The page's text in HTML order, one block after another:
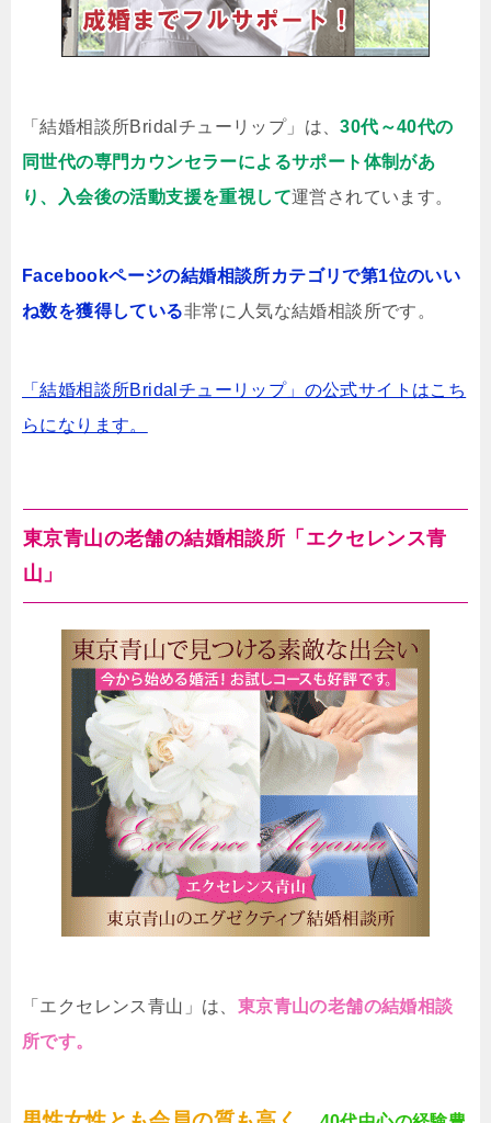
「結婚相談所Bridalチューリップ」は、30代～40代の
同世代の専門カウンセラーによるサポート体制があ
り、入会後の活動支援を重視して運営されています。
Facebookページの結婚相談所カテゴリで第1位のいい
ね数を獲得している非常に人気な結婚相談所です。
「結婚相談所Bridalチューリップ」の公式サイトはこち
らになります。
東京青山の老舗の結婚相談所「エクセレンス青
山」
「エクセレンス青山」は、 東京青山の老舗の結婚相談
所です。